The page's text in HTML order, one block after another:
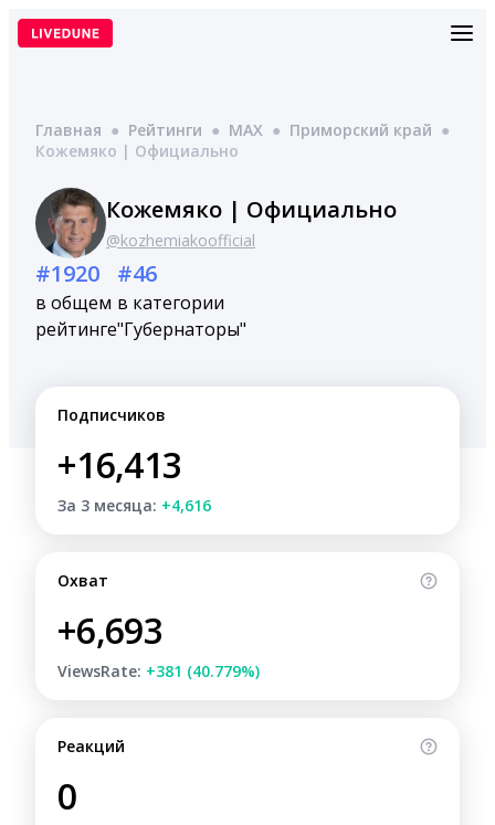
Перейти
Главная ● Рейтинги ● MAX ● Приморский край ●
Кожемяко | Официально
Кожемяко | Официально
@kozhemiakoofficial
#1920
в общем
рейтинге
#46
в категории
"Губернаторы"
Подписчиков
+16,413
За 3 месяца: +4,616
Охват
+6,693
ViewsRate: +381 (40.779%)
Реакций
0